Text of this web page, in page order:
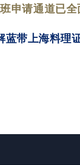
申请通道已全
蓝带上海料理